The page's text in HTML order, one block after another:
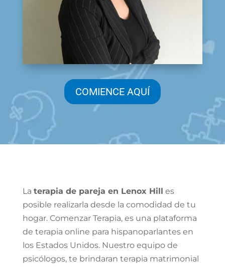
COMIENCE AQUÍ
La terapia de pareja en Lenox Hill
es
posible realizarla desde la comodidad de tu
hogar. Comenzar Terapia, es una plataforma
de terapia online para hispanoparlantes en
los Estados Unidos. Nuestro equipo de
psicólogos, te brindaran terapia matrimonial